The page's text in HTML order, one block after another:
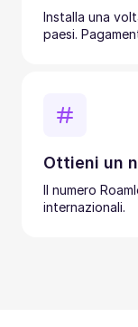
Installa una
paesi.
Ottieni un
Il numero
internazionali.